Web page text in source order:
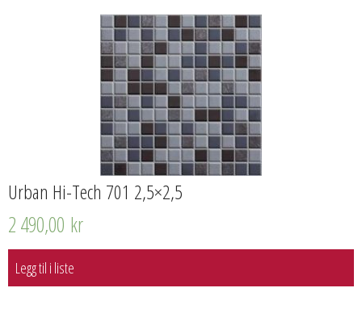
Urban Hi-Tech 701 2,5×2,5
2 490,00 kr
Legg til i liste